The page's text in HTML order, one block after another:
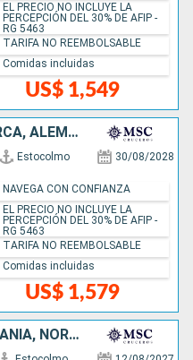
US$ 1,549
EL PRECIO NO INCLUYE LA
PERCEPCIÓN DEL 30% DE AFIP -
RG 5463
TARIFA NO REEMBOLSABLE
Comidas incluidas
SUECIA, ESTONIA, DINAMARCA, ALEMANIA, ISLAS MALVINAS, NORUEGA
Estocolmo 30/08/2028
US$ 1,579
NAVEGA CON CONFIANZA
EL PRECIO NO INCLUYE LA
PERCEPCIÓN DEL 30% DE AFIP -
RG 5463
TARIFA NO REEMBOLSABLE
Comidas incluidas
SUECIA, DINAMARCA, ALEMANIA, NORUEGA